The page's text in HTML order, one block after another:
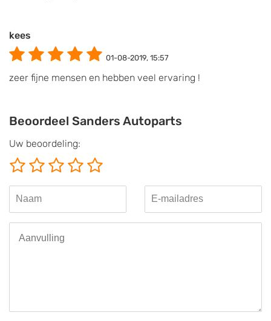
kees
01-08-2019, 15:57
zeer fijne mensen en hebben veel ervaring !
Beoordeel Sanders Autoparts
Uw beoordeling: